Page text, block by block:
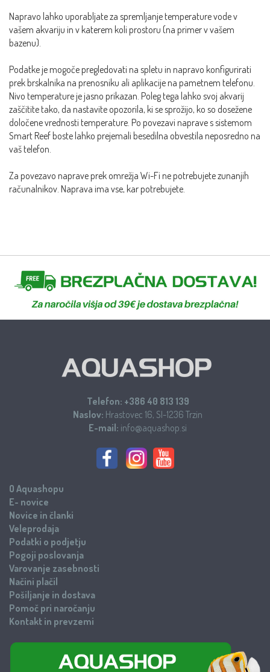
Napravo lahko uporabljate za spremljanje temperature vode v
vašem akvariju in v katerem koli prostoru (na primer v vašem
bazenu).
Podatke je mogoče pregledovati na spletu in napravo konfigurirati
prek brskalnika na prenosniku ali aplikacije na pametnem telefonu.
Nivo temperature je jasno prikazan. Poleg tega lahko svoj akvarij
zaščitite tako, da nastavite opozorila, ki se sprožijo, ko so dosežene
določene vrednosti temperature. Po povezavi naprave s sistemom
Smart Reef boste lahko prejemali besedilna obvestila neposredno na
vaš telefon.
Za povezavo naprave prek omrežja Wi-Fi ne potrebujete zunanjih
računalnikov. Naprava ima vse, kar potrebujete.
Telefon: +386 40 813 139
Naslov: Hrastovec 16, SI-1236 Trzin
E-mail: info@aquashop.si
O Aquashopu
E- novice
Novice in članki
Veleprodaja
Podatki o podjetju
Pogoji poslovanja
Varovanje zasebnosti
Načini plačil
Pošiljanje in dostava
Pomoč pri naročanju
Kontakt in prevzemi